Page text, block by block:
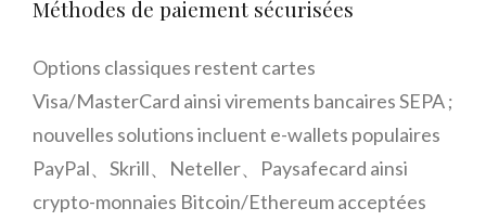
Méthodes de paiement sécurisées
Options classiques restent cartes
Visa/MasterCard ainsi virements bancaires SEPA ;
nouvelles solutions incluent e-wallets populaires
PayPal、Skrill、Neteller、Paysafecard ainsi
crypto-monnaies Bitcoin/Ethereum acceptées